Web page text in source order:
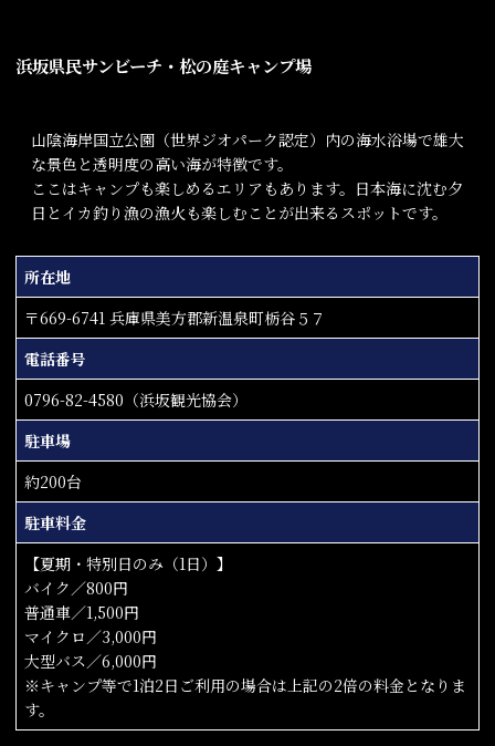
浜坂県民サンビーチ・松の庭キャンプ場
山陰海岸国立公園（世界ジオパーク認定）内の海水浴場で雄大
な景色と透明度の高い海が特徴です。
ここはキャンプも楽しめるエリアもあります。日本海に沈む夕
日とイカ釣り漁の漁火も楽しむことが出来るスポットです。
所在地
〒669-6741 兵庫県美方郡新温泉町栃谷５７
電話番号
0796-82-4580（浜坂観光協会）
駐車場
約200台
駐車料金
【夏期・特別日のみ（1日）】
バイク／800円
普通車／1,500円
マイクロ／3,000円
大型バス／6,000円
※キャンプ等で1泊2日ご利用の場合は上記の2倍の料金となりま
す。